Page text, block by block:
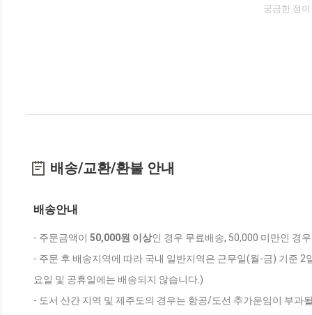
궁금한 점
배송/교환/환불 안내
배송안내
- 주문금액이 50,000원 이상인 경우 무료배송, 50,000 미만인 경
- 주문 후 배송지역에 따라 국내 일반지역은 근무일(월-금) 기준
요일 및 공휴일에는 배송되지 않습니다.)
- 도서 산간 지역 및 제주도의 경우는 항공/도선 추가운임이 부과